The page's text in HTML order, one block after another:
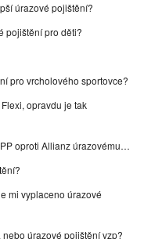
úrazové pojištění?
pojištění pro děti?
pro vrcholového sportovce?
opravdu je tak
oproti Allianz úrazovému…
mi vyplaceno úrazové
úrazové pojištění vzp?